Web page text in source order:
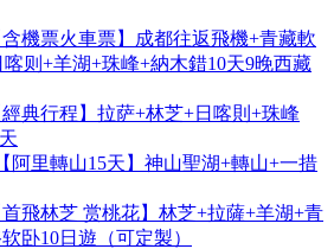
機票火車票】成都往返飛機+青藏軟
喀则+羊湖+珠峰+納木錯10天9晚西藏
典行程】拉萨+林芝+日喀則+珠峰
阿里轉山15天】神山聖湖+轉山+一措
飛林芝 赏桃花】林芝+拉薩+羊湖+青
卧10日遊（可定製）